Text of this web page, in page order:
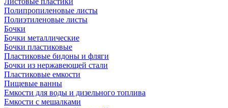
Полипропиленовые листы
Полиэтиленовые листы
Бочки
Бочки металлические
Бочки пластиковые
Пластиковые бидоны и фляги
Бочки из нержавеющей стали
Пластиковые емкости
Пищевые ванны
Емкости для воды и дизельного топлива
Емкости с мешалками